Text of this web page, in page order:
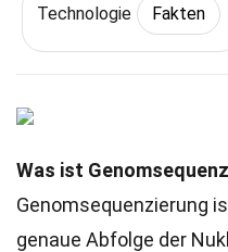
Technologie Fakten
Was ist
Genomsequenzierung
genaue Abfolge der